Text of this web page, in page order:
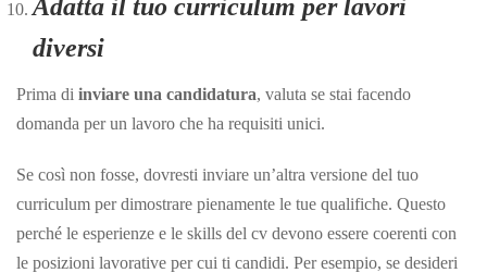
Adatta il tuo curriculum per lavori
diversi
Prima di inviare una candidatura, valuta se stai facendo
domanda per un lavoro che ha requisiti unici.
Se così non fosse, dovresti inviare un’altra versione del tuo
curriculum per dimostrare pienamente le tue qualifiche. Questo
perché le esperienze e le skills del cv devono essere coerenti con
le posizioni lavorative per cui ti candidi. Per esempio, se desideri